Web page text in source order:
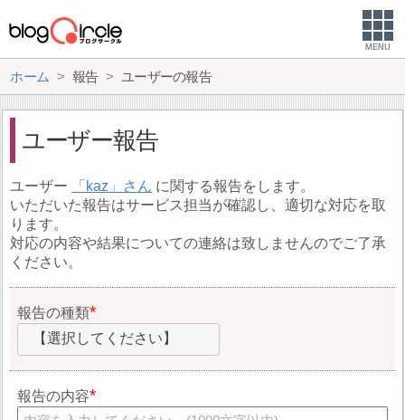
MENU
ホーム 報告 ユーザーの報告
ユーザー報告
ユーザー kaz
に関する報告をします。
いただいた報告はサービス担当が確認し、適切な対応を取
ります。
対応の内容や結果についての連絡は致しませんのでご了承
ください。
報告の種類
【選択してください】
報告の内容